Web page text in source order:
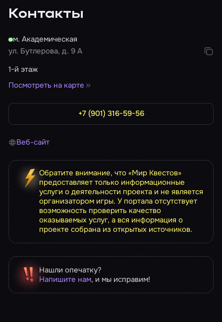
Контакты
м. Академическая
ул. Бутлерова, д. 9 А
1-й этаж
Посмотреть на карте
+7 (901) 316-59-56
Веб-сайт
Обратите внимание, что «Мир Квестов»
предоставляет только информационные
услуги о деятельности проекта и не является
организатором игры. У портала отсутствует
возможность проверить качество
оказываемых услуг, а вся информация о
проекте собрана из открытых источников.
Нашли опечатку?
Напишите нам, и мы исправим!